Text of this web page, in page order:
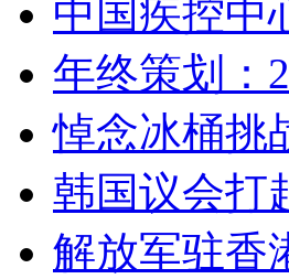
中国疾控中
年终策划：
悼念冰桶挑
韩国议会打
解放军驻香